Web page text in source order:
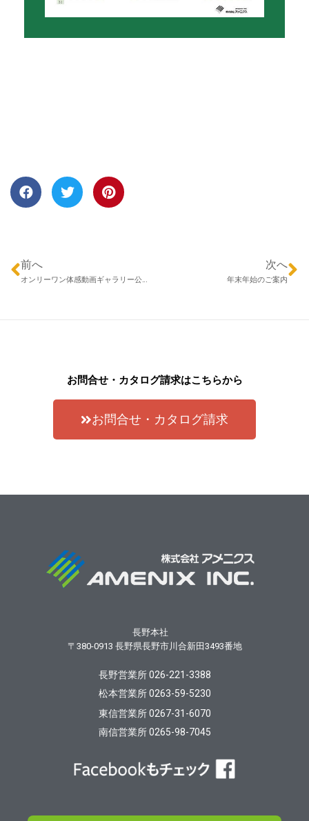
前へ
オンリーワン体感動画ギャラリー公開中です！
次へ
年末年始のご案内
お問合せ・カタログ請求はこちらから
お問合せ・カタログ請求
長野本社
〒380-0913 長野県長野市川合新田3493番地
長野営業所 026-221-3388
松本営業所 0263-59-5230
東信営業所 0267-31-6070
南信営業所 0265-98-7045